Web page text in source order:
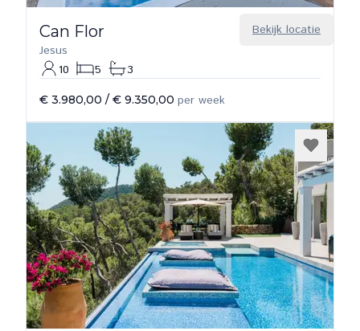
Bekijk locatie
Can Flor
Jesus
10
5 3
€ 3.980,00 / € 9.350,00 per week